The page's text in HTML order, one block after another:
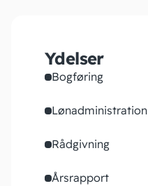
Ydelser
Bogføring
Lønadministration
Rådgivning
Årsrapport